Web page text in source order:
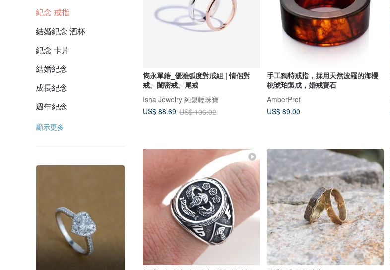
紀念 戒指
結婚紀念 酒杯
紀念 卡片
結婚紀念
成長紀念
週年紀念
顯示更多
雋永單鋯_優雅弧度對戒組 | 情侶對
戒。閨密戒。尾戒
Isha Jewelry 純銀輕珠寶
US$ 88.69 US$ 106.02
手工獨特戒指，採用天然波羅的海櫻
桃琥珀製成，婚戒寶石
AmberProf
US$ 89.00